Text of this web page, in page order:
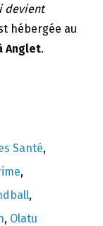
devient
hébergée au
Anglet.
Santé,
,
,
, Olatu